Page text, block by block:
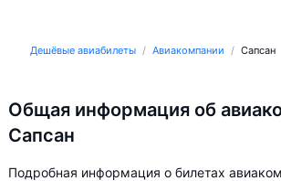
Дешёвые авиабилеты Авиакомпании Сапсан
Общая информация об
Сапсан
Подробная информация о билетах